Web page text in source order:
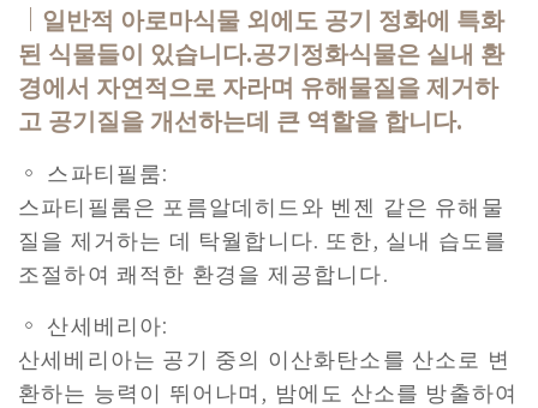
｜일반적 아로마식물 외에도 공기 정화에 특화
된 식물들이 있습니다.공기정화식물은 실내 환
경에서 자연적으로 자라며 유해물질을 제거하
고 공기질을 개선하는데 큰 역할을 합니다.
。 스파티필룸:
스파티필룸은 포름알데히드와 벤젠 같은 유해물
질을 제거하는 데 탁월합니다. 또한, 실내 습도를
조절하여 쾌적한 환경을 제공합니다.
。 산세베리아:
산세베리아는 공기 중의 이산화탄소를 산소로 변
환하는 능력이 뛰어나며, 밤에도 산소를 방출하여